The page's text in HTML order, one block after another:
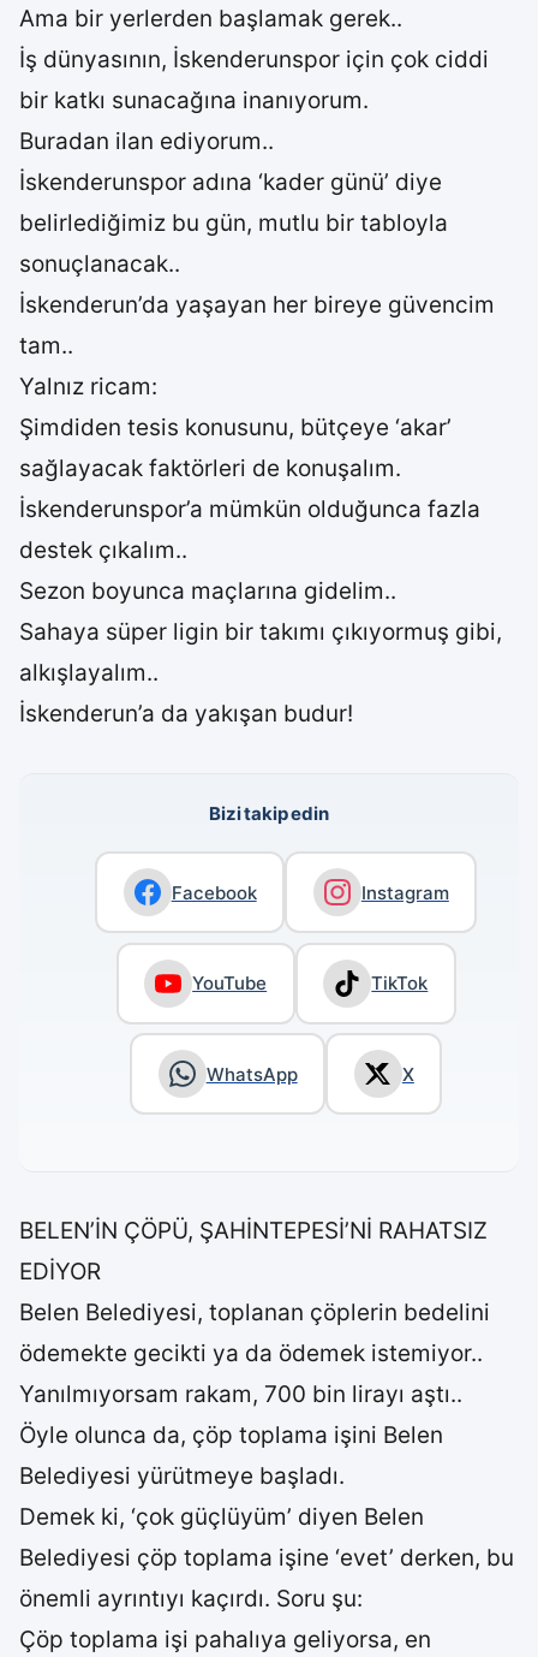
Ama bir yerlerden başlamak gerek..
İş dünyasının, İskenderunspor için çok ciddi
bir katkı sunacağına inanıyorum.
Buradan ilan ediyorum..
İskenderunspor adına ‘kader günü’ diye
belirlediğimiz bu gün, mutlu bir tabloyla
sonuçlanacak..
İskenderun’da yaşayan her bireye güvencim
tam..
Yalnız ricam:
Şimdiden tesis konusunu, bütçeye ‘akar’
sağlayacak faktörleri de konuşalım.
İskenderunspor’a mümkün olduğunca fazla
destek çıkalım..
Sezon boyunca maçlarına gidelim..
Sahaya süper ligin bir takımı çıkıyormuş gibi,
alkışlayalım..
İskenderun’a da yakışan budur!
Bizi takip edin
Facebook Instagram
YouTube TikTok
WhatsApp X
BELEN’İN ÇÖPÜ, ŞAHİNTEPESİ’Nİ RAHATSIZ
EDİYOR
Belen Belediyesi, toplanan çöplerin bedelini
ödemekte gecikti ya da ödemek istemiyor..
Yanılmıyorsam rakam, 700 bin lirayı aştı..
Öyle olunca da, çöp toplama işini Belen
Belediyesi yürütmeye başladı.
Demek ki, ‘çok güçlüyüm’ diyen Belen
Belediyesi çöp toplama işine ‘evet’ derken, bu
önemli ayrıntıyı kaçırdı. Soru şu:
Çöp toplama işi pahalıya geliyorsa, en